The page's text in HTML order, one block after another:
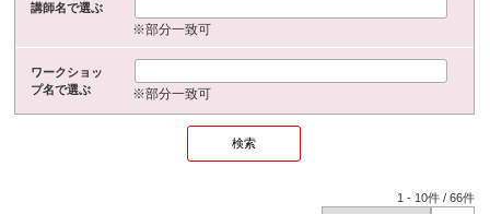
講師名で選ぶ
※部分一致可
ワークショッ
プ名で選ぶ
※部分一致可
1 - 10件 /66件